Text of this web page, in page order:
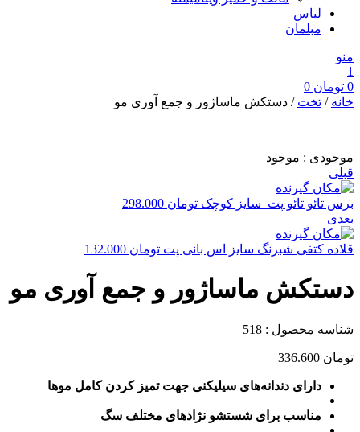
لباس
مبلمان
منو
1
0 تومان
خانه / تخت / دستکش ماساژور و جمع آوری مو
موجودی : موجود
قبلی
برس تائو تائو پت_سایز کوچک تومان
بعدی
قلاده کتفی شبرنگ سایز اس بانی پت تومان
دستکش ماساژور و جمع آوری مو
شناسه محصول : 518
تومان
دارای دندانه‌های سیلیکنی جهت تمیز کردن کامل موها
مناسب برای شستشو نژادهای مختلف سگ